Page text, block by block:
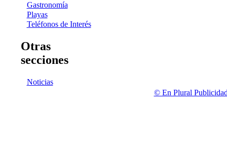
Gastronomía
Playas
Teléfonos de Interés
Otras
secciones
Noticias
© En Plural